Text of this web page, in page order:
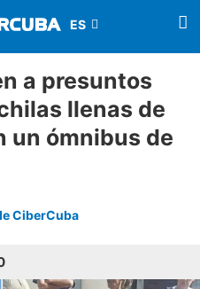
a presuntos
llenas de
un ómnibus de
CiberCuba